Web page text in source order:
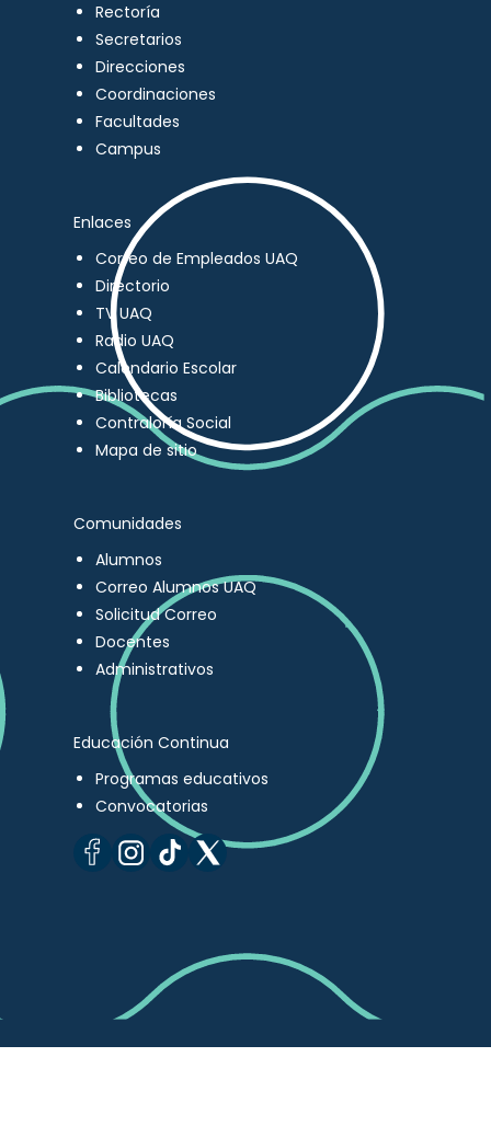
Rectoría
Secretarios
Direcciones
Coordinaciones
Facultades
Campus
Enlaces
Correo de Empleados UAQ
Directorio
TV UAQ
Radio UAQ
Calendario Escolar
Bibliotecas
Contraloría Social
Mapa de sitio
Comunidades
Alumnos
Correo Alumnos UAQ
Solicitud Correo
Docentes
Administrativos
Educación Continua
Programas educativos
Convocatorias